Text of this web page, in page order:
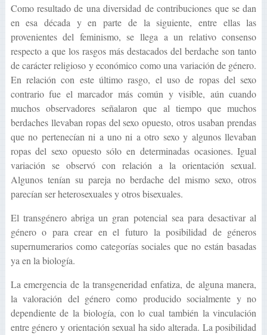
Como resultado de una diversidad de contribuciones que se dan
en esa década y en parte de la siguiente, entre ellas las
provenientes del feminismo, se llega a un relativo consenso
respecto a que los rasgos más destacados del berdache son tanto
de carácter religioso y económico como una variación de género.
En relación con este último rasgo, el uso de ropas del sexo
contrario fue el marcador más común y visible, aún cuando
muchos observadores señalaron que al tiempo que muchos
berdaches llevaban ropas del sexo opuesto, otros usaban prendas
que no pertenecían ni a uno ni a otro sexo y algunos llevaban
ropas del sexo opuesto sólo en determinadas ocasiones. Igual
variación se observó con relación a la orientación sexual.
Algunos tenían su pareja no berdache del mismo sexo, otros
parecían ser heterosexuales y otros bisexuales.
El transgénero abriga un gran potencial sea para desactivar al
género o para crear en el futuro la posibilidad de géneros
supernumerarios como categorías sociales que no están basadas
ya en la biología.
La emergencia de la transgeneridad enfatiza, de alguna manera,
la valoración del género como producido socialmente y no
dependiente de la biología, con lo cual también la vinculación
entre género y orientación sexual ha sido alterada. La posibilidad